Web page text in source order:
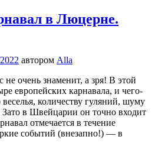
в Люцерне.
автором Alla
очень знаменит, а зря! В этой
европейских карнавала, и чего-
количеству гуляний, шуму
Зато в Швейцарии он точно входит
отмечается в течение
событий (внезапно!) — в